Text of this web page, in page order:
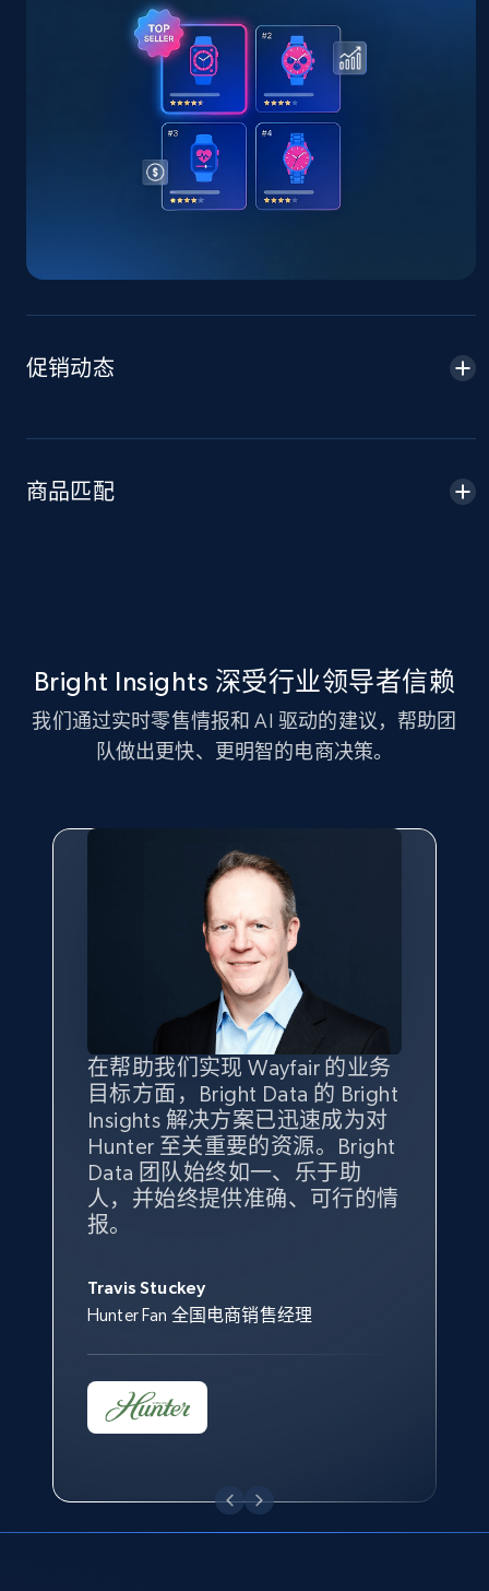
TikTok Shop - Collect TikTok shop products
by keywords search
URL, Title, Available, Description, Currency, Initial
price, Final price, Discount percent, and more.
668+
price, Final price, Discount percent, and more.
5.4K+
Amazon sellers info
URL, Product id, Title, Seller name, Seller rating,
Seller reviews, Breadcrumbs, Root category, and
eBay - Gather data on products using
URL, Product id, Title, Seller name, Seller rating,
Seller reviews, Breadcrumbs, Root category, and
more.
2.5K+ 359+ 立即开始
eBay - Collect products from shops on eBay
Seller reviews, Breadcrumbs, Root category, and
more.
URL, Product id, Title, Seller name, Seller rating,
Seller reviews, Breadcrumbs, Root category, and
促销动态
商品匹配
Bright Insights 深受行业领导者信赖
我们通过实时零售情报和 AI 驱动的建议，帮助团
队做出更快、更明智的电商决策。
在帮助我们实现 Wayfair 的业务
目标方面，Bright Data 的 Bright
Insights 解决方案已迅速成为对
Hunter 至关重要的资源。Bright
Data 团队始终如一、乐于助
人，并始终提供准确、可行的情
报。
Travis Stuckey
Hunter Fan 全国电商销售经理
Bright Insights 的数据极大地支
持了我们公司的目标。每个产品
类别的市场份额帮助我们以主要
竞争对手为基准，而供应商的销
售情况则从战术上帮助我们的营
销团队扩大产品种类。
Overstock 的客户战略与洞察总监
我们之所以选择 Bright
Insights，是因为它能够跟踪销
售情况，并绘制对我们业务至关
重要的竞争产品类别图。
Yael Fridman
Keter 的市场总监
借助 Bright Data 的解决方案，
我们获得了对市场领域、产品、
竞争格局以及消费者行为趋势的
独特且全面的洞察。
Beverly Taylor
Kingston Brass, Inc. 商品规划总监